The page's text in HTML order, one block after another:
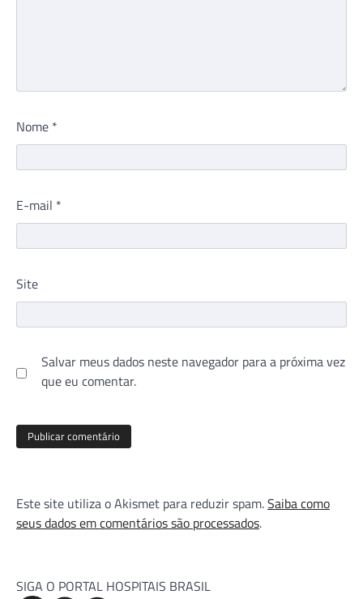
Nome *
E-mail *
Site
Salvar meus dados neste navegador para a próxima vez
que eu comentar.
Este site utiliza o Akismet para reduzir spam.Saiba como
seus dados em comentários são processados.
SIGA O PORTAL HOSPITAIS BRASIL